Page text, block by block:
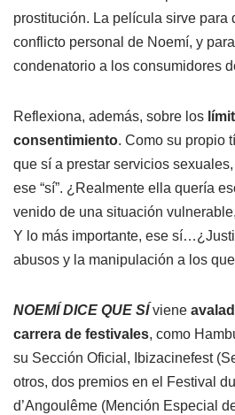
prostitución. La película sirve para
conflicto personal de Noemí, y
condenatorio a los consumidores
Reflexiona, además, sobre los
consentimiento. Como su propio
que sí a prestar servicios
ese “sí”. ¿Realmente ella quería
venido de una situación
Y lo más importante, ese
abusos y la manipulación a los
NOEMÍ DICE QUE SÍviene
carrera de festivales, como
su Sección Oficial, Ibizacinefest
otros, dos premios en el Festival
d’Angoulême (Mención Especial